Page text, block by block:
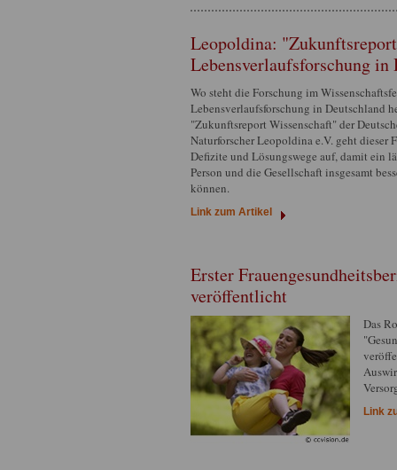
Leopoldina:
Lebensverlaufsforschung
Wo steht die Forschung im
Lebensverlaufsforschung in Deutschland
"Zukunftsreport Wissenschaft" der
Naturforscher Leopoldina e.V. geht dieser
Defizite und Lösungswege auf, damit ein
Person und die Gesellschaft insgesamt
können.
Link zum Artikel
Erster
veröffentlicht
Das
Link